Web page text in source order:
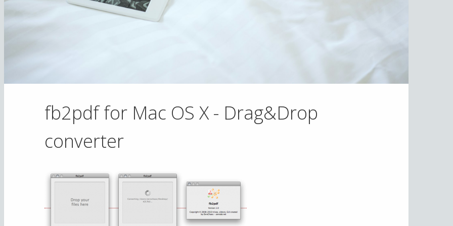
fb2pdf for Mac OS X - Drag&Drop
converter